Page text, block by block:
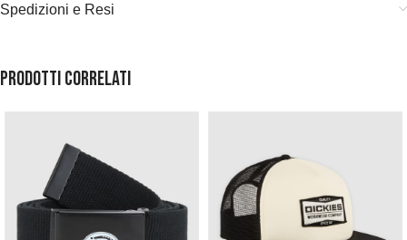
Spedizioni e Resi
Prodotti correlati